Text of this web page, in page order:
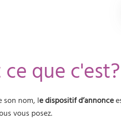
que c'est?
son nom, le dispositif d’annonce
vous posez.